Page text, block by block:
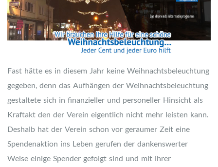
Fast hätte es in diesem Jahr keine Weihnachtsbeleuchtung
gegeben, denn das Aufhängen der Weihnachtsbeleuchtung
gestaltete sich in finanzieller und personeller Hinsicht als
Kraftakt den der Verein eigentlich nicht mehr leisten kann.
Deshalb hat der Verein schon vor geraumer Zeit eine
Spendenaktion ins Leben gerufen der dankenswerter
Weise einige Spender gefolgt sind und mit ihrer